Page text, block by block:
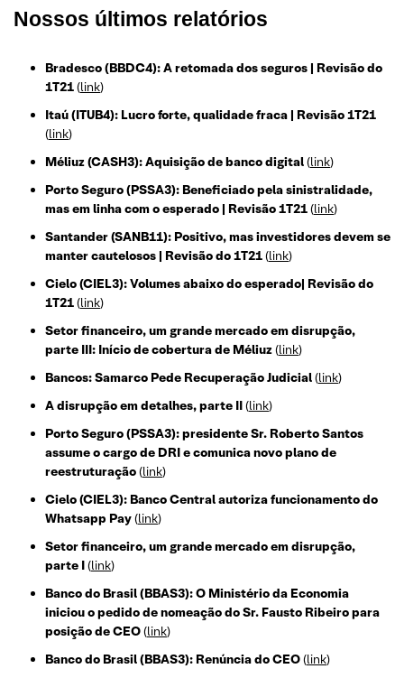
Nossos últimos relatórios
Bradesco (BBDC4): A retomada dos seguros | Revisão do
1T21(link)
Itaú (ITUB4): Lucro forte, qualidade fraca | Revisão 1T21
(link)
Méliuz (CASH3): Aquisição de banco digital(link)
Porto Seguro (PSSA3): Beneficiado pela sinistralidade,
mas em linha com o esperado | Revisão 1T21(link)
Santander (SANB11): Positivo, mas investidores devem se
manter cautelosos | Revisão do 1T21(link)
Cielo (CIEL3): Volumes abaixo do esperado| Revisão do
1T21(link)
Setor financeiro, um grande mercado em disrupção,
parte III: Início de cobertura de Méliuz(link)
Bancos: Samarco Pede Recuperação Judicial(link)
A disrupção em detalhes, parte II(link)
Porto Seguro (PSSA3): presidente Sr. Roberto Santos
assume o cargo de DRI e comunica novo plano de
reestruturação(link)
Cielo (CIEL3): Banco Central autoriza funcionamento do
Whatsapp Pay(link)
Setor financeiro, um grande mercado em disrupção,
parte I(link)
Banco do Brasil (BBAS3): O Ministério da Economia
iniciou o pedido de nomeação do Sr. Fausto Ribeiro para
posição de CEO(link)
Banco do Brasil (BBAS3): Renúncia do CEO(link)